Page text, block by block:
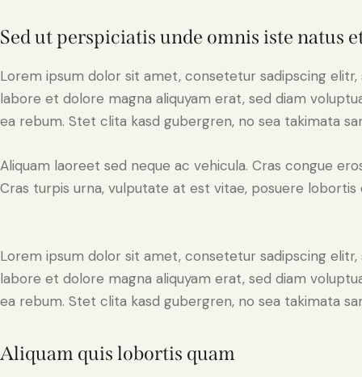
Sed ut perspiciatis unde omnis iste natus
Lorem ipsum dolor sit amet, consetetur sadipscing
labore et dolore magna aliquyam erat, sed diam
ea rebum. Stet clita kasd gubergren, no sea takimata
Aliquam laoreet sed neque ac vehicula. Cras congue
Cras turpis urna, vulputate at est vitae, posuere lobortis
Lorem ipsum dolor sit amet, consetetur sadipscing
labore et dolore magna aliquyam erat, sed diam
ea rebum. Stet clita kasd gubergren, no sea takimata
Aliquam quis lobortis quam